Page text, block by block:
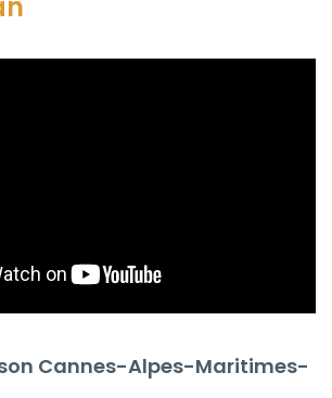
Cannes-Alpes-Maritimes-